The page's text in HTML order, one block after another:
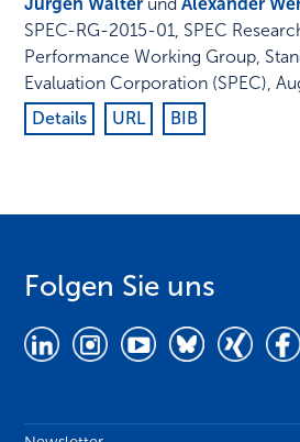
SPEC-RG-2015-01, SPEC
Performance Working Group,
Evaluation Corporation (SPEC),
Details
URL BIB
Folgen Sie uns